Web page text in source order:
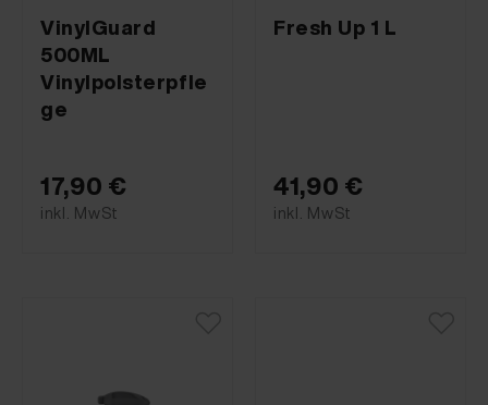
VinylGuard
500ML
Vinylpolsterpfle
ge
17,90 €
inkl. MwSt
Fresh Up 1 L
41,90 €
inkl. MwSt